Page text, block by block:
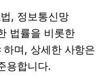
, 정보통신망
법률을 비롯한
며, 상세한 사항은
용합니다.